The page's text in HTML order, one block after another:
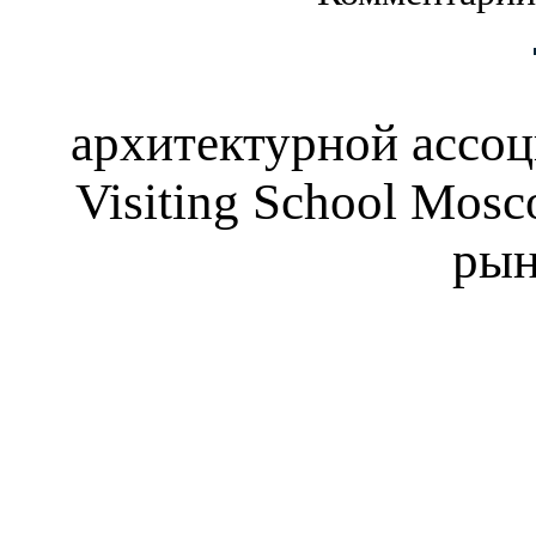
архитектурной
Visiting School